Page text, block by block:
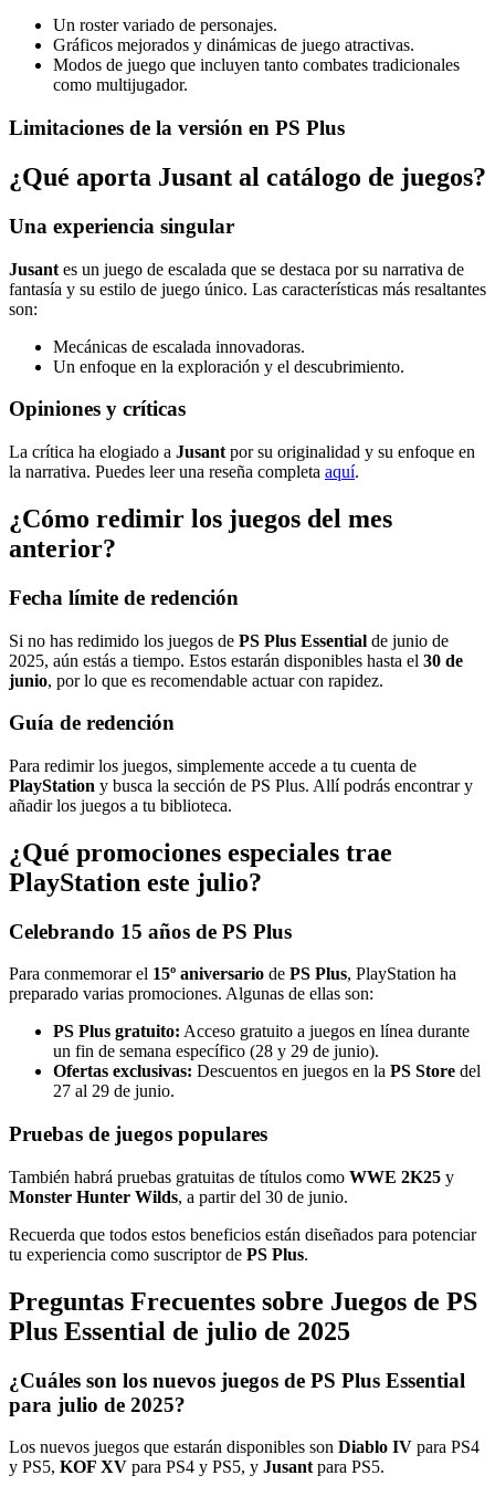
Un roster variado de personajes.
Gráficos mejorados y dinámicas de juego atractivas.
Modos de juego que incluyen tanto combates tradicionales
como multijugador.
Limitaciones de la versión en PS Plus
¿Qué aporta Jusant al catálogo de juegos?
Una experiencia singular
Jusant es un juego de escalada que se destaca por su narrativa de
fantasía y su estilo de juego único. Las características más resaltantes
son:
Mecánicas de escalada innovadoras.
Un enfoque en la exploración y el descubrimiento.
Opiniones y críticas
La crítica ha elogiado a Jusant por su originalidad y su enfoque en
la narrativa. Puedes leer una reseña completa aquí.
¿Cómo redimir los juegos del mes
anterior?
Fecha límite de redención
Si no has redimido los juegos de PS Plus Essential de junio de
2025, aún estás a tiempo. Estos estarán disponibles hasta el 30 de
junio, por lo que es recomendable actuar con rapidez.
Guía de redención
Para redimir los juegos, simplemente accede a tu cuenta de
PlayStation y busca la sección de PS Plus. Allí podrás encontrar y
añadir los juegos a tu biblioteca.
¿Qué promociones especiales trae
PlayStation este julio?
Celebrando 15 años de PS Plus
Para conmemorar el 15º aniversario de PS Plus, PlayStation ha
preparado varias promociones. Algunas de ellas son:
PS Plus gratuito: Acceso gratuito a juegos en línea durante
un fin de semana específico (28 y 29 de junio).
Ofertas exclusivas: Descuentos en juegos en la PS Store del
27 al 29 de junio.
Pruebas de juegos populares
También habrá pruebas gratuitas de títulos como WWE 2K25 y
Monster Hunter Wilds, a partir del 30 de junio.
Recuerda que todos estos beneficios están diseñados para potenciar
tu experiencia como suscriptor de PS Plus.
Preguntas Frecuentes sobre Juegos de PS
Plus Essential de julio de 2025
¿Cuáles son los nuevos juegos de PS Plus Essential
para julio de 2025?
Los nuevos juegos que estarán disponibles son Diablo IV para PS4
y PS5, KOF XV para PS4 y PS5, y Jusantpara PS5.